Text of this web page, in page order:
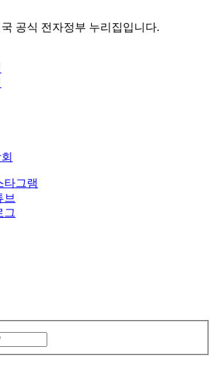
공식 전자정부 누리집입니다.
타그램
브
그